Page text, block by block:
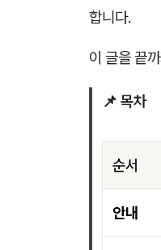
합니다.
이 글을 끝
📌 목차
순서
안내